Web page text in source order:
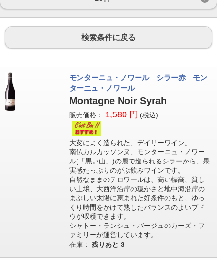
検索条件に戻る
モンターニュ・ノワール シラー赤 モン
ターニュ・ノワール
Montagne Noir Syrah
販売価格： 1,580 円 (税込)
大変によく造られた、デイリーワイン。
南仏カルカッソンヌ、モンターニュ・ノワー
ル(「黒い山」)の麓で造られるシラーから、果
実感たっぷりのがぶ飲みワインです。
自然なままのテロワールは、高い標高、貧し
い土壌、大西洋沿岸の穏かさと地中海沿岸の
まぶしい太陽に恵まれた好条件のもと、ゆっ
くり時間をかけて熟したバランスのよいブド
ウが収穫できます。
シャトー・ランシュ・バージュのカーズ・フ
ァミリーが運営しています。
在庫： 残りあと 3